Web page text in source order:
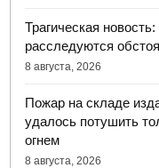
Трагическая
расследуются
8 августа, 2026
Пожар на складе
удалось потушить
огнем
8 августа, 2026